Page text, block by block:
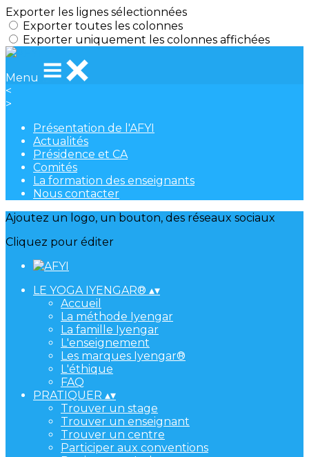
Exporter les lignes sélectionnées
Exporter toutes les colonnes
Exporter uniquement les colonnes affichées
Menu
<
>
Présentation de l'AFYI
Actualités
Présidence et CA
Comités
La formation des enseignants
Nous contacter
Ajoutez un logo, un bouton, des réseaux sociaux
Cliquez pour éditer
LE YOGA IYENGAR® ▴▾
Accueil
La méthode Iyengar
La famille Iyengar
L'enseignement
Les marques Iyengar®
L'éthique
FAQ
PRATIQUER ▴▾
Trouver un stage
Trouver un enseignant
Trouver un centre
Participer aux conventions